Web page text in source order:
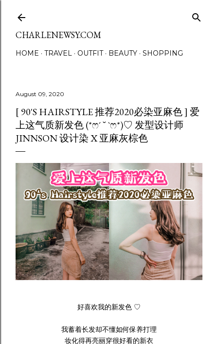
CHARLENEWSY.COM
HOME TRAVEL OUTFIT BEAUTY SHOPPING
August 09, 2020
[ 90'S HAIRSTYLE 推荐2020必染亚麻色 ] 爱
上这气质新发色 (*ෆ´ ˘ `ෆ*)♡ 发型设计师
JINNSON 设计染 X 亚麻灰棕色
好喜欢我的新发色 ♡
我蓄着长发却不懂如何保养打理
妆化得再亮丽穿很好看的新衣